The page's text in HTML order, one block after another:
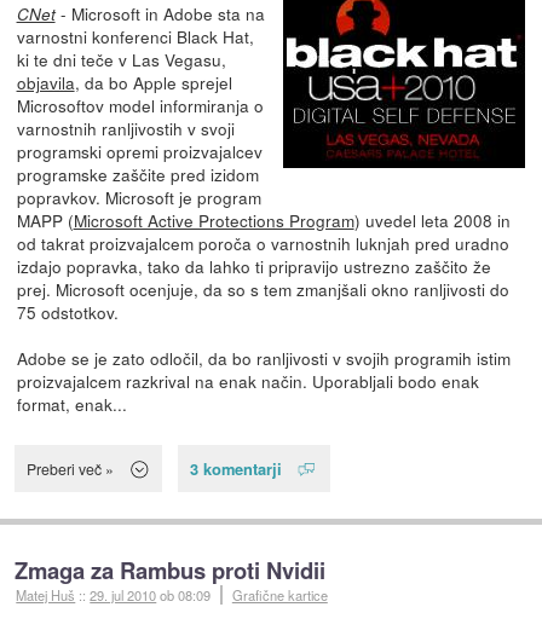
CNet- Microsoft in Adobe sta na
varnostni konferenci Black Hat,
ki te dni teče v Las Vegasu,
objavila, da bo Apple sprejel
Microsoftov model informiranja o
varnostnih ranljivostih v svoji
programski opremi proizvajalcev
programske zaščite pred izidom
popravkov. Microsoft je program
MAPP (Microsoft Active Protections Program) uvedel leta 2008 in
od takrat proizvajalcem poroča o varnostnih luknjah pred uradno
izdajo popravka, tako da lahko ti pripravijo ustrezno zaščito že
prej. Microsoft ocenjuje, da so s tem zmanjšali okno ranljivosti do
75 odstotkov.
Adobe se je zato odločil, da bo ranljivosti v svojih programih istim
proizvajalcem razkrival na enak način. Uporabljali bodo enak
format, enak...
Preberi več » 3 komentarji
Zmaga za Rambus proti Nvidii
Matej Huš ::29. jul 2010ob 08:09 Grafične kartice